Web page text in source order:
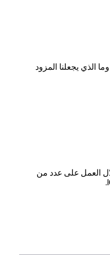
الذي يجعلنا المزود
العمل على عدد من